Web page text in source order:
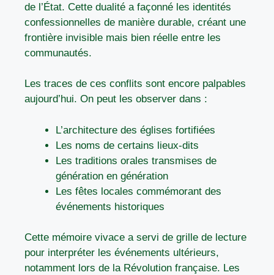
de l’État. Cette dualité a façonné les identités
confessionnelles de manière durable, créant une
frontière invisible mais bien réelle entre les
communautés.
Les traces de ces conflits sont encore palpables
aujourd’hui. On peut les observer dans :
L’architecture des églises fortifiées
Les noms de certains lieux-dits
Les traditions orales transmises de
génération en génération
Les fêtes locales commémorant des
événements historiques
Cette mémoire vivace a servi de grille de lecture
pour interpréter les événements ultérieurs,
notamment lors de la Révolution française. Les